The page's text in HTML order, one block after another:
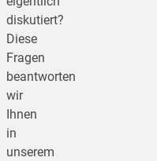
diskutiert?
Diese
Fragen
beantworten
wir
Ihnen
in
unserem